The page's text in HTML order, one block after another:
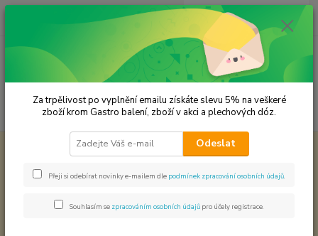
Menu
Hledat
ks
za 0,00 Kč
Papírové výřezy Znamení zvěrokruhu
Znamení zvěrokruhu
Za trpělivost po vyplnění emailu získáte slevu 5% na veškeré
zboží krom Gastro balení, zboží v akci a plechových dóz.
Odeslat
Přeji si odebírat novinky e-mailem dle podmínek zpracování osobních údajů
Souhlasím se zpracováním osobních údajů pro účely registrace.